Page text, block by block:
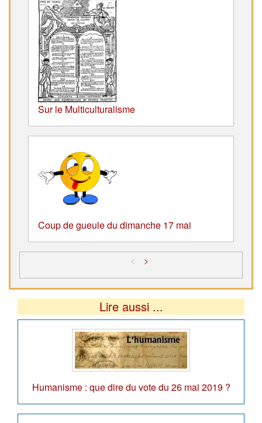
Sur le Multiculturalisme
Coup de gueule du dimanche 17 mai
< >
Lire aussi ...
Humanisme : que dire du vote du 26 mai 2019 ?